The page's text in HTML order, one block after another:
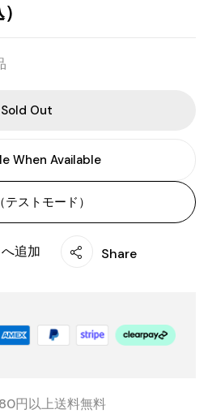
Sold Out
When Available
ストモード）
追加 Share
円以上送料無料